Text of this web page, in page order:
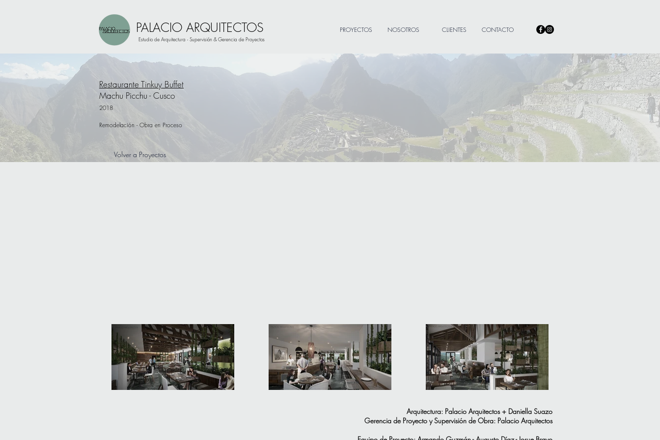
PALACIO ARQUITECTOS
Estudio de Arquitectura - Supervisión & Gerencia de Proyectos
PROYECTOS NOSOTROS CLIENTES CONTACTO
Restaurante Tinkuy Buffet
Machu Picchu - Cusco
2018
Remodelación ​ - Obra en Proceso
Volver a Proyectos
Arquitectura: Palacio Arquitectos + Daniella Suazo
Gerencia de Proyecto y Supervisión de Obra: Palacio Arquitectos